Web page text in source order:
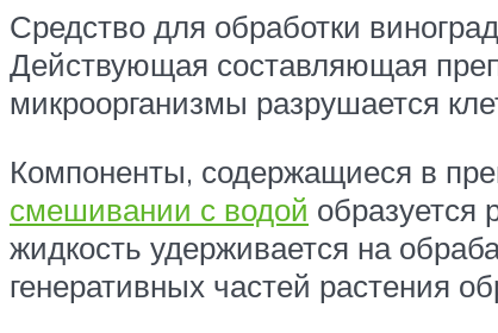
Средство для обработки
Действующая составляющая
микроорганизмы разрушается
Компоненты, содержащиеся в
смешивании с водой образуется
жидкость удерживается на
генеративных частей растения